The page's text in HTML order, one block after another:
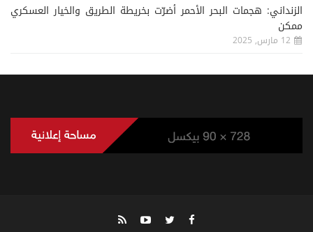
الزنداني: هجمات البحر الأحمر أضرّت بخريطة الطريق والخيار العسكري
ممكن
12 مارس, 2025